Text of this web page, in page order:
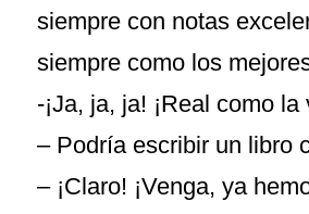
siempre con notas
siempre como los
-¡Ja, ja, ja! ¡Real como
– Podría escribir un libro
– ¡Claro! ¡Venga, ya